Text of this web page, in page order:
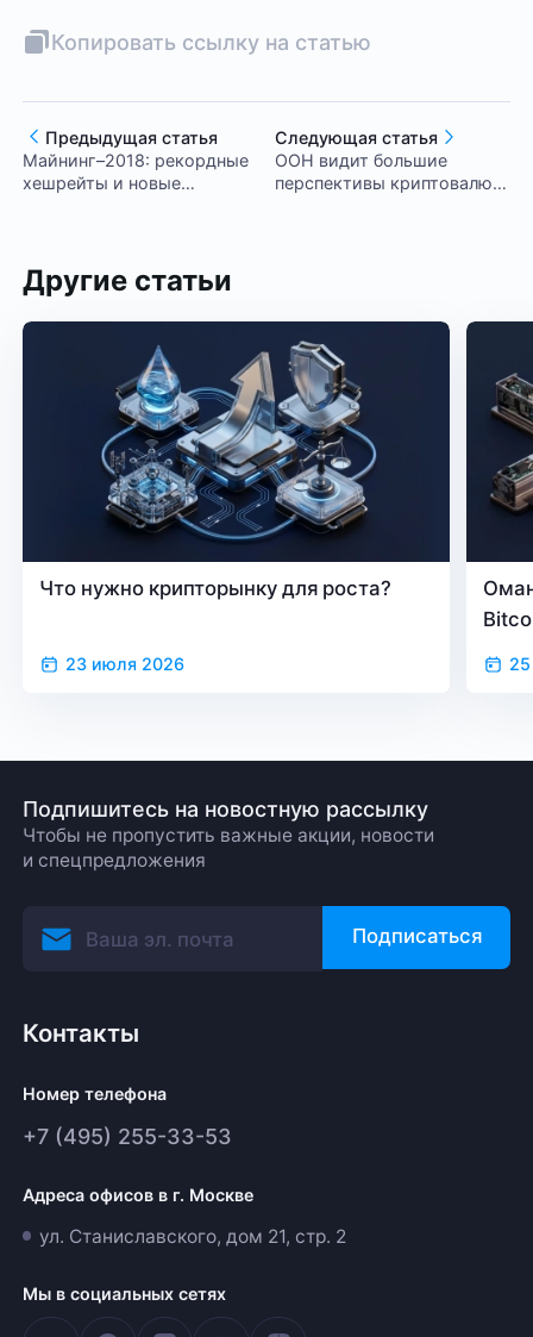
Копировать ссылку на статью
Предыдущая статья
Майнинг–2018: рекордные
хешрейты и новые
Следующая статья
ООН видит большие
перспективы криптовалют,
Другие статьи
Что нужно крипторынку для роста?
23 июля 2026
Подпишитесь на новостную рассылку
Чтобы не пропустить важные акции, новости
и спецпредложения
Подписаться
Контакты
Номер телефона
+7 (495) 255-33-53
Адреса офисов в г. Москве
ул. Станиславского, дом 21, стр. 2
Мы в социальных сетях